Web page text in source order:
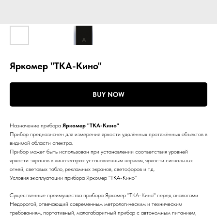
Яркомер "ТКА-Кино"
BUY NOW
Назначение прибора Яркомер "ТКА-Кино"
Прибор предназначен для измерения яркости удалённых протяжённых объектов в
видимой области спектра.
Прибор может быть использован при установлении соответствия уровней
яркости экранов в кинотеатрах установленным нормам, яркости сигнальных
огней, световых табло, рекламных экранов, светофоров и т.д.
Условия эксплуатации прибора Яркомер "ТКА-Кино"
Существенные преимущества прибора Яркомер "ТКА-Кино" перед аналогами
Недорогой, отвечающий современным метрологическим и техническим
требованиям, портативный, малогабаритный прибор с автономным питанием,